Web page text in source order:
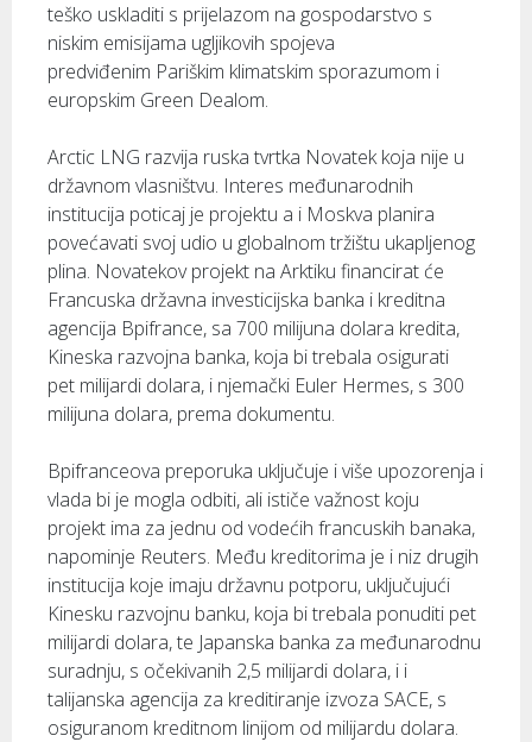
teško uskladiti s prijelazom na gospodarstvo s
niskim emisijama ugljikovih spojeva
predviđenim Pariškim klimatskim sporazumom i
europskim Green Dealom.
Arctic LNG razvija ruska tvrtka Novatek koja nije u
državnom vlasništvu. Interes međunarodnih
institucija poticaj je projektu a i Moskva planira
povećavati svoj udio u globalnom tržištu ukapljenog
plina. Novatekov projekt na Arktiku financirat će
Francuska državna investicijska banka i kreditna
agencija Bpifrance, sa 700 milijuna dolara kredita,
Kineska razvojna banka, koja bi trebala osigurati
pet milijardi dolara, i njemački Euler Hermes, s 300
milijuna dolara, prema dokumentu.
Bpifranceova preporuka uključuje i više upozorenja i
vlada bi je mogla odbiti, ali ističe važnost koju
projekt ima za jednu od vodećih francuskih banaka,
napominje Reuters. Među kreditorima je i niz drugih
institucija koje imaju državnu potporu, uključujući
Kinesku razvojnu banku, koja bi trebala ponuditi pet
milijardi dolara, te Japanska banka za međunarodnu
suradnju, s očekivanih 2,5 milijardi dolara, i i
talijanska agencija za kreditiranje izvoza SACE, s
osiguranom kreditnom linijom od milijardu dolara.